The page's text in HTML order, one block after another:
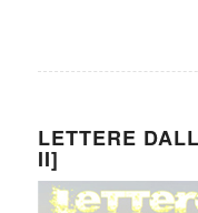
LETTERE
II]